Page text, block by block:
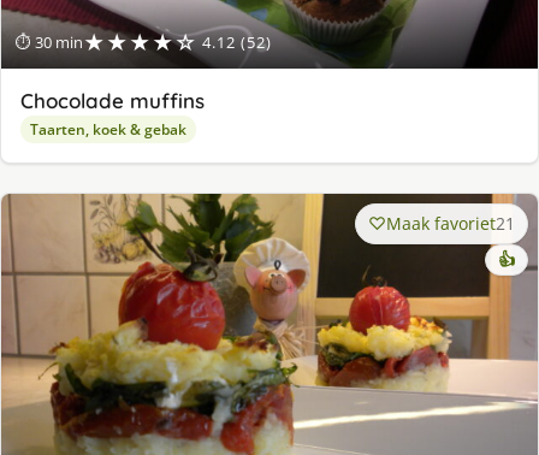
⏱ 30 min★★★★☆ 4.12 (52)
Chocolade muffins
Taarten, koek & gebak
Maak favoriet21
👍